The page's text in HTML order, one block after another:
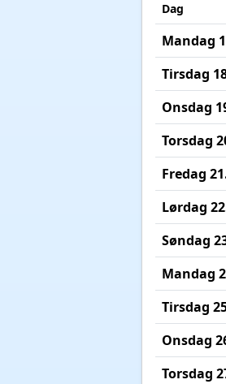
Dag
Mandag
Tirsdag
Onsdag
Torsdag
Fredag
Lørdag
Søndag
Mandag
Tirsdag
Onsdag
Torsdag